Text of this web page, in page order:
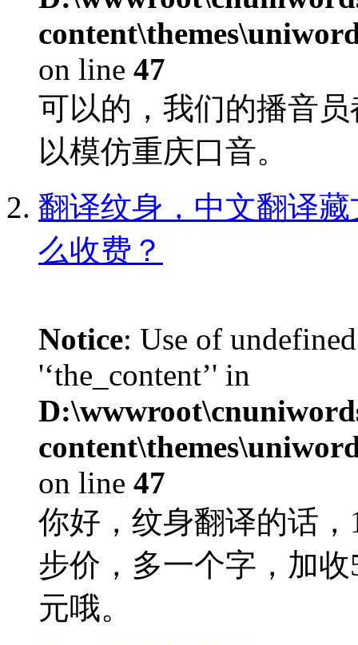
on line 47
可以的，我们的播音
以模仿重庆口音。
翻译纹身，中文翻译
么收费？
Notice: Use of
'‘the_content’' in
on line 47
你好，纹身翻译的话
步价，多一个字，加
元哦。